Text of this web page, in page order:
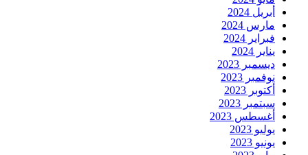
أبريل 2024
مارس 2024
فبراير 2024
يناير 2024
ديسمبر 2023
نوفمبر 2023
أكتوبر 2023
سبتمبر 2023
أغسطس 2023
يوليو 2023
يونيو 2023